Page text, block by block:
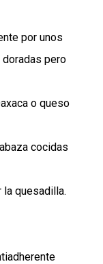
por unos
pero
o queso
cocidas
la quesadilla.